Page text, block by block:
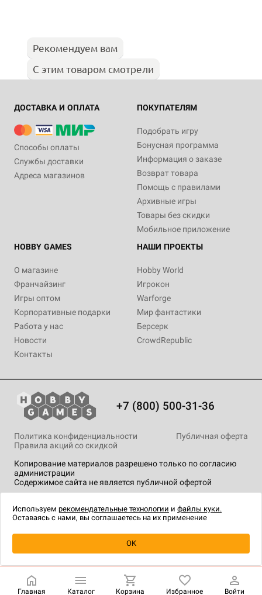
Купить| 1 990 ₽
Рекомендуем вам
С этим товаром смотрели
ДОСТАВКА И ОПЛАТА
Способы оплаты
Службы доставки
Адреса магазинов
ПОКУПАТЕЛЯМ
Подобрать игру
Бонусная программа
Информация о заказе
Возврат товара
Помощь с правилами
Архивные игры
Товары без скидки
Мобильное приложение
HOBBY GAMES
О магазине
Франчайзинг
Игры оптом
Корпоративные подарки
Работа у нас
Новости
Контакты
НАШИ ПРОЕКТЫ
Hobby World
Игрокон
Warforge
Мир фантастики
Берсерк
CrowdRepublic
+7 (800) 500-31-36
Копирование материалов разрешено только по согласию
администрации
Содержимое сайта не является публичной офертой
Политика конфиденциальности
Публичная оферта
Правила акций со скидкой
технологии.
Главная Каталог Корзина Избранное Войти
Используем рекомендательные технологии и файлы куки.
Оставаясь с нами, вы соглашаетесь на их применение
OK